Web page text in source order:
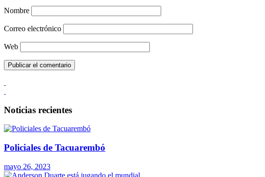
Nombre
Correo electrónico
Web
Noticias recientes
Policiales de Tacuarembó
mayo 26, 2023